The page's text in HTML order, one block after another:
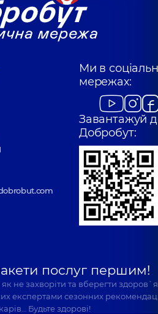
Ми в
мережах:
Завантажуй
Добробут:
послуг першим!
не захворіти та вберегти
експертами сезонних
Будьте здорові!